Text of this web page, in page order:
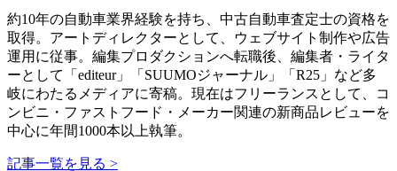
約10年の自動車業界経験を持ち、中古自動車査定士の資格を
取得。アートディレクターとして、ウェブサイト制作や広告
運用に従事。編集プロダクションへ転職後、編集者・ライタ
ーとして「editeur」「SUUMOジャーナル」「R25」など多
岐にわたるメディアに寄稿。現在はフリーランスとして、コ
ンビニ・ファストフード・メーカー関連の新商品レビューを
中心に年間1000本以上執筆。
記事一覧を見る >